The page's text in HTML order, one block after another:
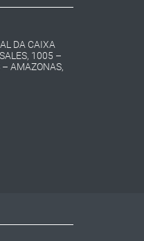
DA CAIXA
1005 –
– AMAZONAS,